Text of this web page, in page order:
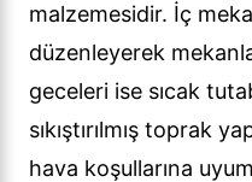
malzemesidir. İç
düzenleyerek
geceleri ise sıcak
sıkıştırılmış toprak
hava koşullarına